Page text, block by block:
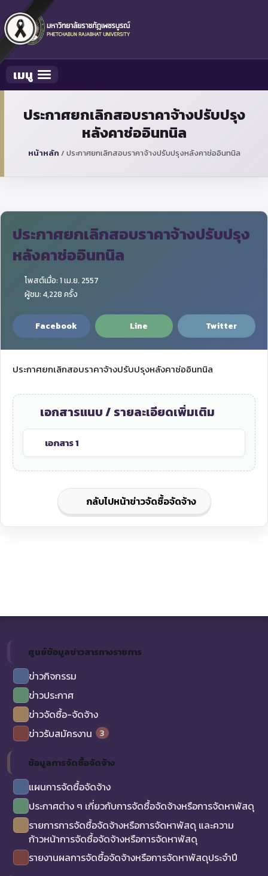
Toggle navigation
เมนู
ประกาศยกเลิกสอบราคาจ้างปรับปรุง
หลังคาช่ออินทนิล
หน้าหลัก / ประกาศยกเลิกสอบราคาจ้างปรับปรุงหลังคาช่ออินทนิล
ประกาศยกเลิกสอบราคาจ้างปรับปรุง
หลังคาช่ออินทนิล
โพสต์เมื่อ: 1 เม.ย. 2557
ผู้ชม: 4,228 ครั้ง
Facebook Line Twitter
ประกาศยกเลิกสอบราคาจ้างปรับปรุงหลังคาช่ออินทนิล
เอกสารแนบ / รายละเอียดเพิ่มเติม
เอกสาร 1
กลับไปหน้าข่าวจัดซื้อจัดจ้าง
ศูนย์ข้อมูลข่าวสารทางราชการ
ข่าวกิจกรรม
ข่าวประกาศ
ข่าวจัดซื้อ-จัดจ้าง
ข่าวรับสมัครงาน
3
ข้อมูลการจัดซื้อจัดจ้าง
แผนการจัดซื้อจัดจ้าง
ประกาศต่าง ๆ เกี่ยวกับการจัดซื้อจัดจ้างหรือการจัดหาพัสดุ
รายการการจัดซื้อจัดจ้างหรือการจัดหาพัสดุ และความ
ก้าวหน้าการจัดซื้อจัดจ้างหรือการจัดหาพัสดุ
รายงานผลการจัดซื้อจัดจ้างหรือการจัดหาพัสดุประจำปี